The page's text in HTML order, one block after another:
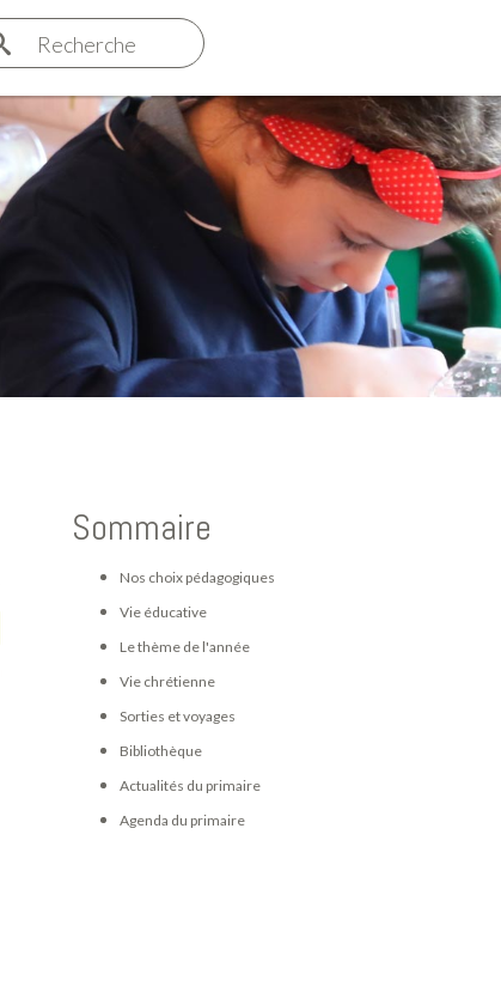
Recherche
Sommaire
Nos choix pédagogiques
Vie éducative
Le thème de l'année
Vie chrétienne
Sorties et voyages
Bibliothèque
Actualités du primaire
Agenda du primaire